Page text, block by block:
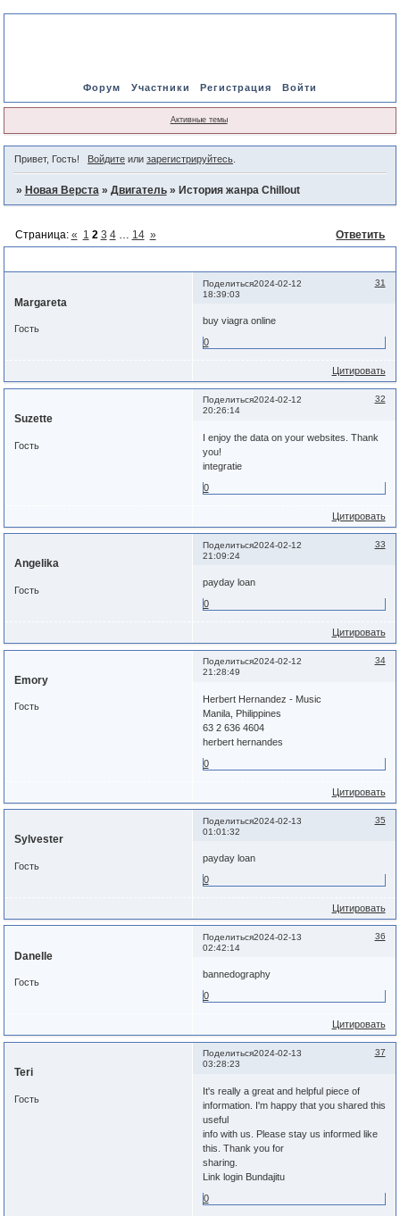
Форум Участники Регистрация Войти
Активные темы
Привет, Гость! Войдитеили зарегистрируйтесь.
» Новая Верста » Двигатель » История жанра Chillout
Страница: « 1 2 3 4 … 14 » Ответить
Поделиться 31
2024-02-12
18:39:03
Margareta
Гость
buy viagra online
0
Цитировать
Поделиться 32
2024-02-12
20:26:14
Suzette
Гость
I enjoy the data on your websites. Thank
you!
integratie
0
Цитировать
Поделиться 33
2024-02-12
21:09:24
Angelika
Гость
payday loan
0
Цитировать
Поделиться 34
2024-02-12
21:28:49
Emory
Гость
Herbert Hernandez - Music
Manila, Philippines
63 2 636 4604
herbert hernandes
0
Цитировать
Поделиться 35
2024-02-13
01:01:32
Sylvester
Гость
payday loan
0
Цитировать
Поделиться 36
2024-02-13
02:42:14
Danelle
Гость
bannedography
0
Цитировать
Поделиться 37
2024-02-13
03:28:23
Teri
Гость
It's really a great and helpful piece of
information. I'm happy that you shared this
useful
info with us. Please stay us informed like
this. Thank you for
sharing.
Link login Bundajitu
0